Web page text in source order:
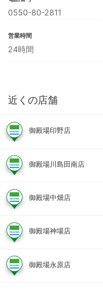
0550-80-2811
営業時間
24時間
近くの店舗
御殿場印野店
御殿場川島田南店
御殿場中畑店
御殿場神場店
御殿場永原店